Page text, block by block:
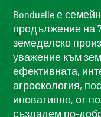
Bonduelle е
продължение на
земеделско
уважение към
ефективната,
агроекология,
иновативно, от
създадем по-